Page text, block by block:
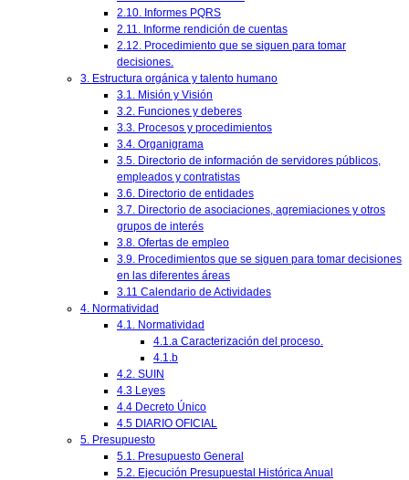
2.10. Informes PQRS
2.11. Informe rendición de cuentas
2.12. Procedimiento que se siguen para tomar
decisiones.
3. Estructura orgánica y talento humano
3.1. Misión y Visión
3.2. Funciones y deberes
3.3. Procesos y procedimientos
3.4. Organigrama
3.5. Directorio de información de servidores públicos,
empleados y contratistas
3.6. Directorio de entidades
3.7. Directorio de asociaciones, agremiaciones y otros
grupos de interés
3.8. Ofertas de empleo
3.9. Procedimientos que se siguen para tomar decisiones
en las diferentes áreas
3.11 Calendario de Actividades
4. Normatividad
4.1. Normatividad
4.1.a Caracterización del proceso.
4.1.b
4.2. SUIN
4.3 Leyes
4.4 Decreto Único
4.5 DIARIO OFICIAL
5. Presupuesto
5.1. Presupuesto General
5.2. Ejecución Presupuestal Histórica Anual